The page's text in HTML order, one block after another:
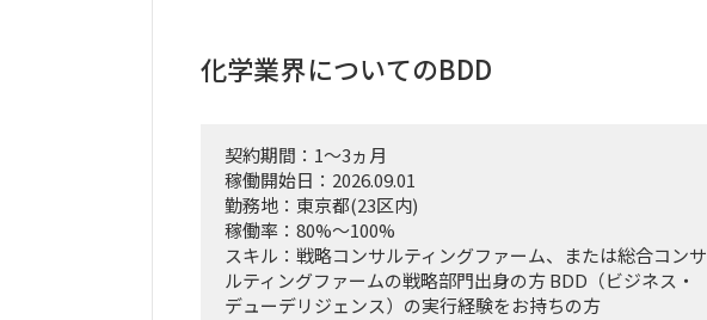
を用いた事業計画の蓋然性検証と買収効果定量化
・新規事業開発における事業コンセプト策定、プロトタイピ
フォリオマネジメント、組織再編計画策定、および全社コス
ト削減実行支援
化学業界についてのBDD
契約期間：1～3ヵ月
稼働開始日：2026.09.01
勤務地：東京都(23区内)
稼働率：80%～100%
スキル：戦略コンサルティングファーム、または総合コンサ
ルティングファームの戦略部門出身の方 BDD（ビジネス・
デューデリジェンス）の実行経験をお持ちの方